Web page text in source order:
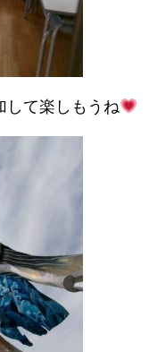
して楽しもうね